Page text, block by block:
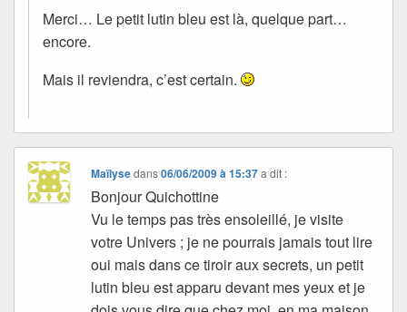
Merci… Le petit lutin bleu est là, quelque part…
encore.
Mais il reviendra, c’est certain.
Maïlysedans06/06/2009 à 15:37 a dit :
Bonjour Quichottine
Vu le temps pas très ensoleillé, je visite
votre Univers ; je ne pourrais jamais tout lire
oui mais dans ce tiroir aux secrets, un petit
lutin bleu est apparu devant mes yeux et je